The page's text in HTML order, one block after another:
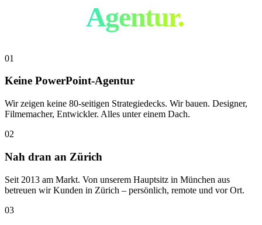
Agentur.
01
Keine PowerPoint-Agentur
Wir zeigen keine 80-seitigen Strategiedecks. Wir bauen. Designer,
Filmemacher, Entwickler. Alles unter einem Dach.
02
Nah dran an Zürich
Seit 2013 am Markt. Von unserem Hauptsitz in München aus
betreuen wir Kunden in Zürich – persönlich, remote und vor Ort.
03